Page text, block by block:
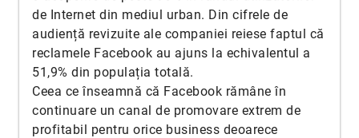
de Internet din mediul urban. Din cifrele de
audiență revizuite ale companiei reiese faptul că
reclamele Facebook au ajuns la echivalentul a
51,9% din populația totală.
Ceea ce înseamnă că Facebook rămâne în
continuare un canal de promovare extrem de
profitabil pentru orice business deoarece